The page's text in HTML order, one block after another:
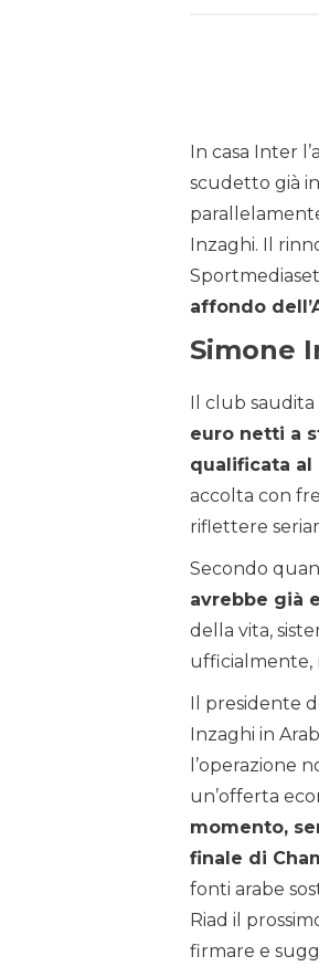
In casa Inter
scudetto già
Inzaghi. Il
Sportmediaset
affondo
Simone
Il club
euro netti a
qualificata al
accolta con
riflettere
Secondo
avrebbe già
della vita,
ufficialmente,
Il presidente
Inzaghi in
l’operazione
un’offerta
momento,
finale di
fonti arabe
Riad il
firmare e